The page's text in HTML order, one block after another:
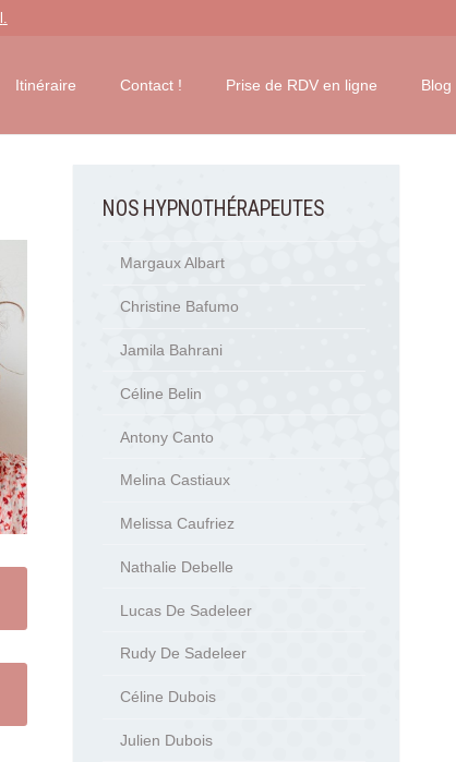
.
Itinéraire Contact ! Prise de RDV en ligne Blog
NOS HYPNOTHÉRAPEUTES
Margaux Albart
Christine Bafumo
Jamila Bahrani
Céline Belin
Antony Canto
Melina Castiaux
Melissa Caufriez
Nathalie Debelle
Lucas De Sadeleer
Rudy De Sadeleer
Céline Dubois
Julien Dubois